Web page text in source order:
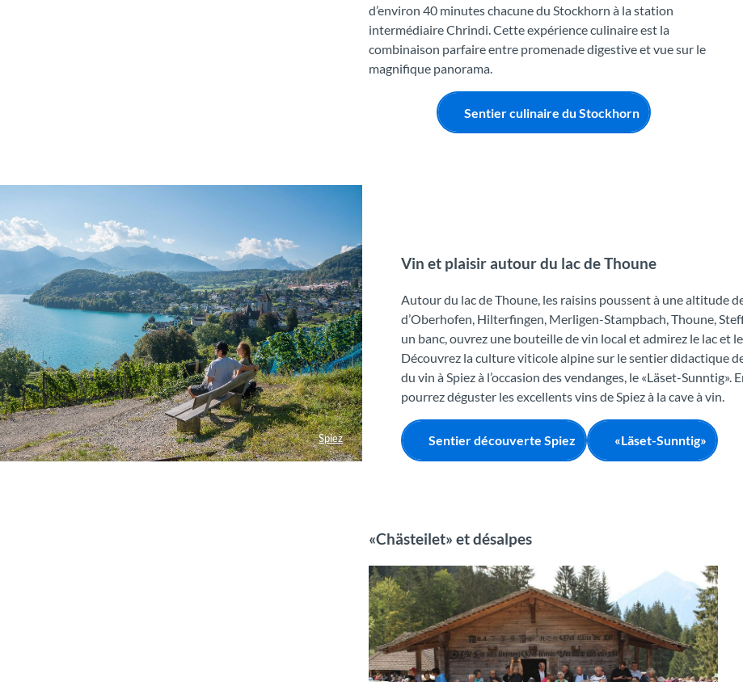
d’environ 40 minutes chacune du Stockhorn à la station
intermédiaire Chrindi. Cette expérience culinaire est la
combinaison parfaire entre promenade digestive et vue sur le
magnifique panorama.
Sentier culinaire du Stockhorn
Spiez
Vin et plaisir autour du lac de Thoune
Autour du lac de Thoune, les raisins poussent à une altitude
d’Oberhofen, Hilterfingen, Merligen-Stampbach, Thoune,
un banc, ouvrez une bouteille de vin local et admirez le lac et
Découvrez la culture viticole alpine sur le sentier didactique
du vin à Spiez à l’occasion des vendanges, le «Läset-
pourrez déguster les excellents vins de Spiez à la cave à vin.
Sentier découverte Spiez «Läset-Sunntig»
«Chästeilet» et désalpes